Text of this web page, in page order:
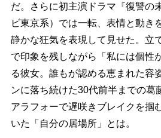
だ。さらに初主演ドラマ『復讐の
ビ東京系）では一転、表情と動き
静かな狂気を表現して見せた。立
で印象を残しながら「私には個性
る彼女。誰もが認める恵まれた容
ンに落ち続けた30代前半までの葛
アラフォーで遅咲きブレイクを掴
いた「自分の居場所」とは。